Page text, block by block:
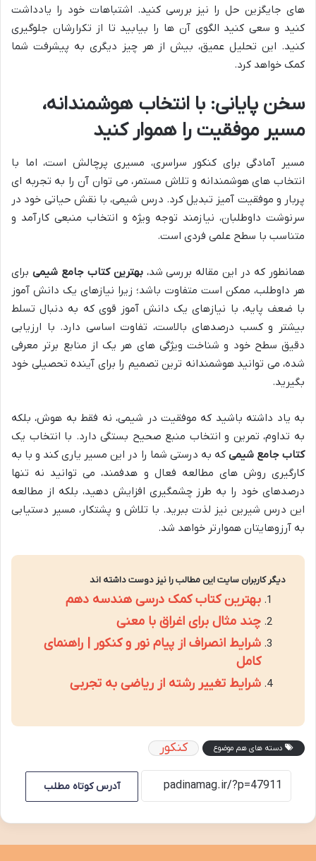
های جایگزین حل را نیز بررسی کنید. اشتباهات خود را یادداشت
کنید و سعی کنید الگوی آن ها را بیابید تا از تکرارشان جلوگیری
کنید. این تحلیل عمیق، بیش از هر چیز دیگری به پیشرفت شما
کمک خواهد کرد.
سخن پایانی: با انتخاب هوشمندانه،
مسیر موفقیت را هموار کنید
مسیر آمادگی برای کنکور سراسری، مسیری پرچالش است، اما با
انتخاب های هوشمندانه و تلاش مستمر، می توان آن را به تجربه ای
پربار و موفقیت آمیز تبدیل کرد. درس شیمی، با نقش حیاتی خود در
سرنوشت داوطلبان، نیازمند توجه ویژه و انتخاب منبعی کارآمد و
متناسب با سطح علمی فردی است.
همانطور که در این مقاله بررسی شد،بهترین کتاب جامع شیمی برای
هر داوطلب، ممکن است متفاوت باشد؛ زیرا نیازهای یک دانش آموز
با ضعف پایه، با نیازهای یک دانش آموز قوی که به دنبال تسلط
بیشتر و کسب درصدهای بالاست، تفاوت اساسی دارد. با ارزیابی
دقیق سطح خود و شناخت ویژگی های هر یک از منابع برتر معرفی
شده، می توانید هوشمندانه ترین تصمیم را برای آینده تحصیلی خود
بگیرید.
به یاد داشته باشید که موفقیت در شیمی، نه فقط به هوش، بلکه
به تداوم، تمرین و انتخاب منبع صحیح بستگی دارد. با انتخاب یک
کتاب جامع شیمی که به درستی شما را در این مسیر یاری کند و با به
کارگیری روش های مطالعه فعال و هدفمند، می توانید نه تنها
درصدهای خود را به طرز چشمگیری افزایش دهید، بلکه از مطالعه
این درس شیرین نیز لذت ببرید. با تلاش و پشتکار، مسیر دستیابی
به آرزوهایتان هموارتر خواهد شد.
دیگر کاربران سایت این مطالب را نیز دوست داشته اند
بهترین کتاب کمک درسی هندسه دهم
چند مثال برای اغراق با معنی
شرایط انصراف از پیام نور و کنکور | راهنمای
کامل
شرایط تغییر رشته از ریاضی به تجربی
دسته های هم موضوع کنکور
آدرس کوتاه مطلب